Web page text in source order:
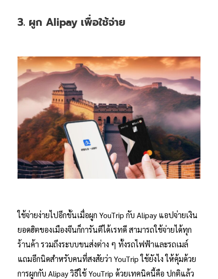
3. ผูก Alipay เพื่อใช้จ่าย
ใช้จ่ายง่ายไปอีกขั้นเมื่อผูก YouTrip กับ Alipay แอปจ่ายเงิน
ยอดฮิตของเมืองจีนก็การันตีได้เรทดี สามารถใช้จ่ายได้ทุก
ร้านค้า รวมถึงระบบขนส่งต่าง ๆ ทั้งรถไฟฟ้าและรถเมล์
แถมอีกนิดสำหรับคนที่สงสัยว่า YouTrip ใช้ยังไง ให้คุ้มด้วย
การผูกกับ Alipay วิธีใช้ YouTrip ด้วยเทคนิคนี้คือ ปกติแล้ว